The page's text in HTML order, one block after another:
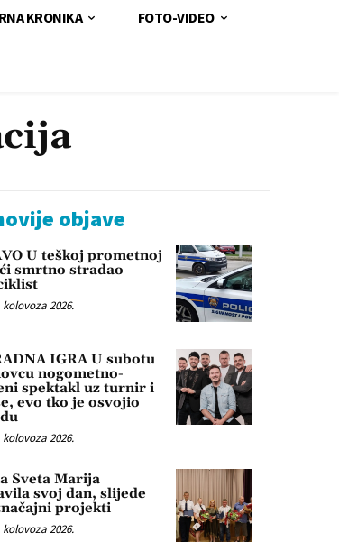
KRONIKA FOTO-VIDEO
objave
U teškoj prometnoj
smrtno stradao
kolovoza 2026.
IGRA U subotu
nogometno-
spektakl uz turnir i
evo tko je osvojio
kolovoza 2026.
Sveta Marija
svoj dan, slijede
projekti
kolovoza 2026.